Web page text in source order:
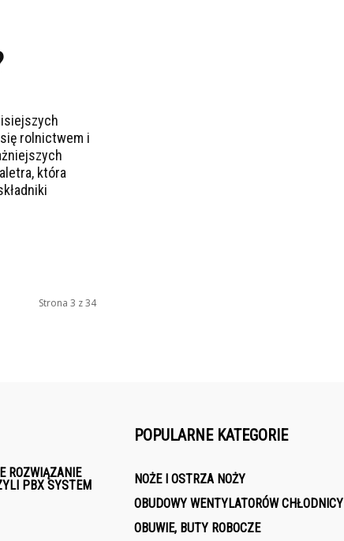
rolnictwem i
która
Strona 3 z 34
ROZWIĄZANIE
PBX SYSTEM
POPULARNE KATEGORIE
NOŻE I OSTRZA NOŻY
OBUDOWY WENTYLATORÓW CHŁODNICY
OBUWIE, BUTY ROBOCZE